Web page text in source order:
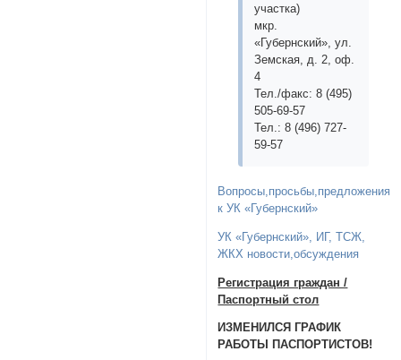
участка)
мкр.
«Губернский», ул.
Земская, д. 2, оф.
4
Тел./факс: 8 (495)
505-69-57
Тел.: 8 (496) 727-
59-57
Вопросы,просьбы,предложения
к УК «Губернский»
УК «Губернский», ИГ, ТСЖ,
ЖКХ новости,обсуждения
Регистрация граждан /
Паспортный стол
ИЗМЕНИЛСЯ ГРАФИК
РАБОТЫ ПАСПОРТИСТОВ!